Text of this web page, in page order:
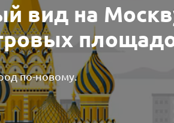
вид на
по-новому.